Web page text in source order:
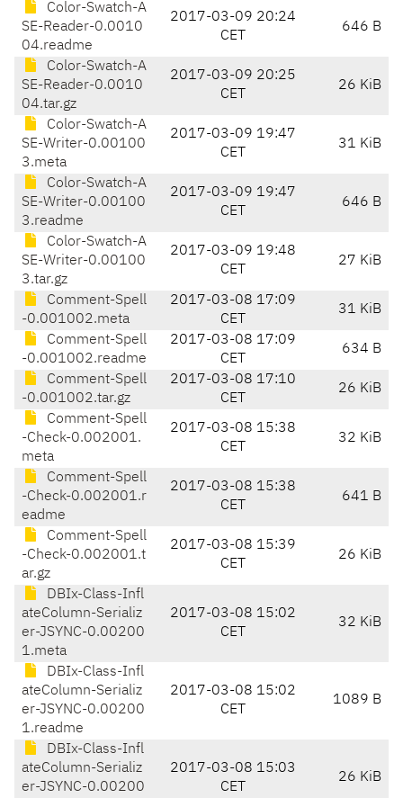
Color-Swatch-A
SE-Reader-0.0010
04.readme
2017-03-09 20:24
CET
646 B
Color-Swatch-A
SE-Reader-0.0010
04.tar.gz
2017-03-09 20:25
CET
26 KiB
Color-Swatch-A
SE-Writer-0.00100
3.meta
2017-03-09 19:47
CET
31 KiB
Color-Swatch-A
SE-Writer-0.00100
3.readme
2017-03-09 19:47
CET
646 B
Color-Swatch-A
SE-Writer-0.00100
3.tar.gz
2017-03-09 19:48
CET
27 KiB
Comment-Spell
-0.001002.meta
2017-03-08 17:09
CET
31 KiB
Comment-Spell
-0.001002.readme
2017-03-08 17:09
CET
634 B
Comment-Spell
-0.001002.tar.gz
2017-03-08 17:10
CET
26 KiB
Comment-Spell
-Check-0.002001.
meta
2017-03-08 15:38
CET
32 KiB
Comment-Spell
-Check-0.002001.r
eadme
2017-03-08 15:38
CET
641 B
Comment-Spell
-Check-0.002001.t
ar.gz
2017-03-08 15:39
CET
26 KiB
DBIx-Class-Infl
ateColumn-Serializ
er-JSYNC-0.00200
1.meta
2017-03-08 15:02
CET
32 KiB
DBIx-Class-Infl
ateColumn-Serializ
er-JSYNC-0.00200
1.readme
2017-03-08 15:02
CET
1089 B
DBIx-Class-Infl
ateColumn-Serializ
er-JSYNC-0.00200
2017-03-08 15:03
CET
26 KiB